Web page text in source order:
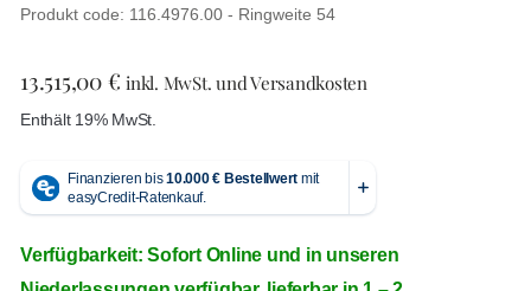
Produkt code: 116.4976.00 - Ringweite 54
13.515,00€ inkl. MwSt. und Versandkosten
Enthält 19% MwSt.
Verfügbarkeit: Sofort Online und in unseren